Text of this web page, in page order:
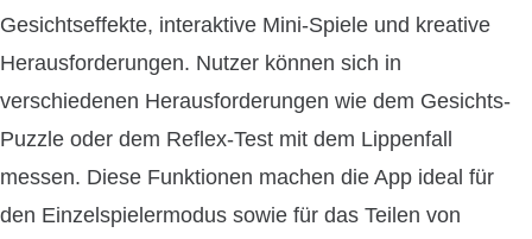
Gesichtseffekte, interaktive Mini-Spiele und kreative
Herausforderungen. Nutzer können sich in
verschiedenen Herausforderungen wie dem Gesichts-
Puzzle oder dem Reflex-Test mit dem Lippenfall
messen. Diese Funktionen machen die App ideal für
den Einzelspielermodus sowie für das Teilen von